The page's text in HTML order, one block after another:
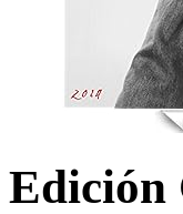
Edición